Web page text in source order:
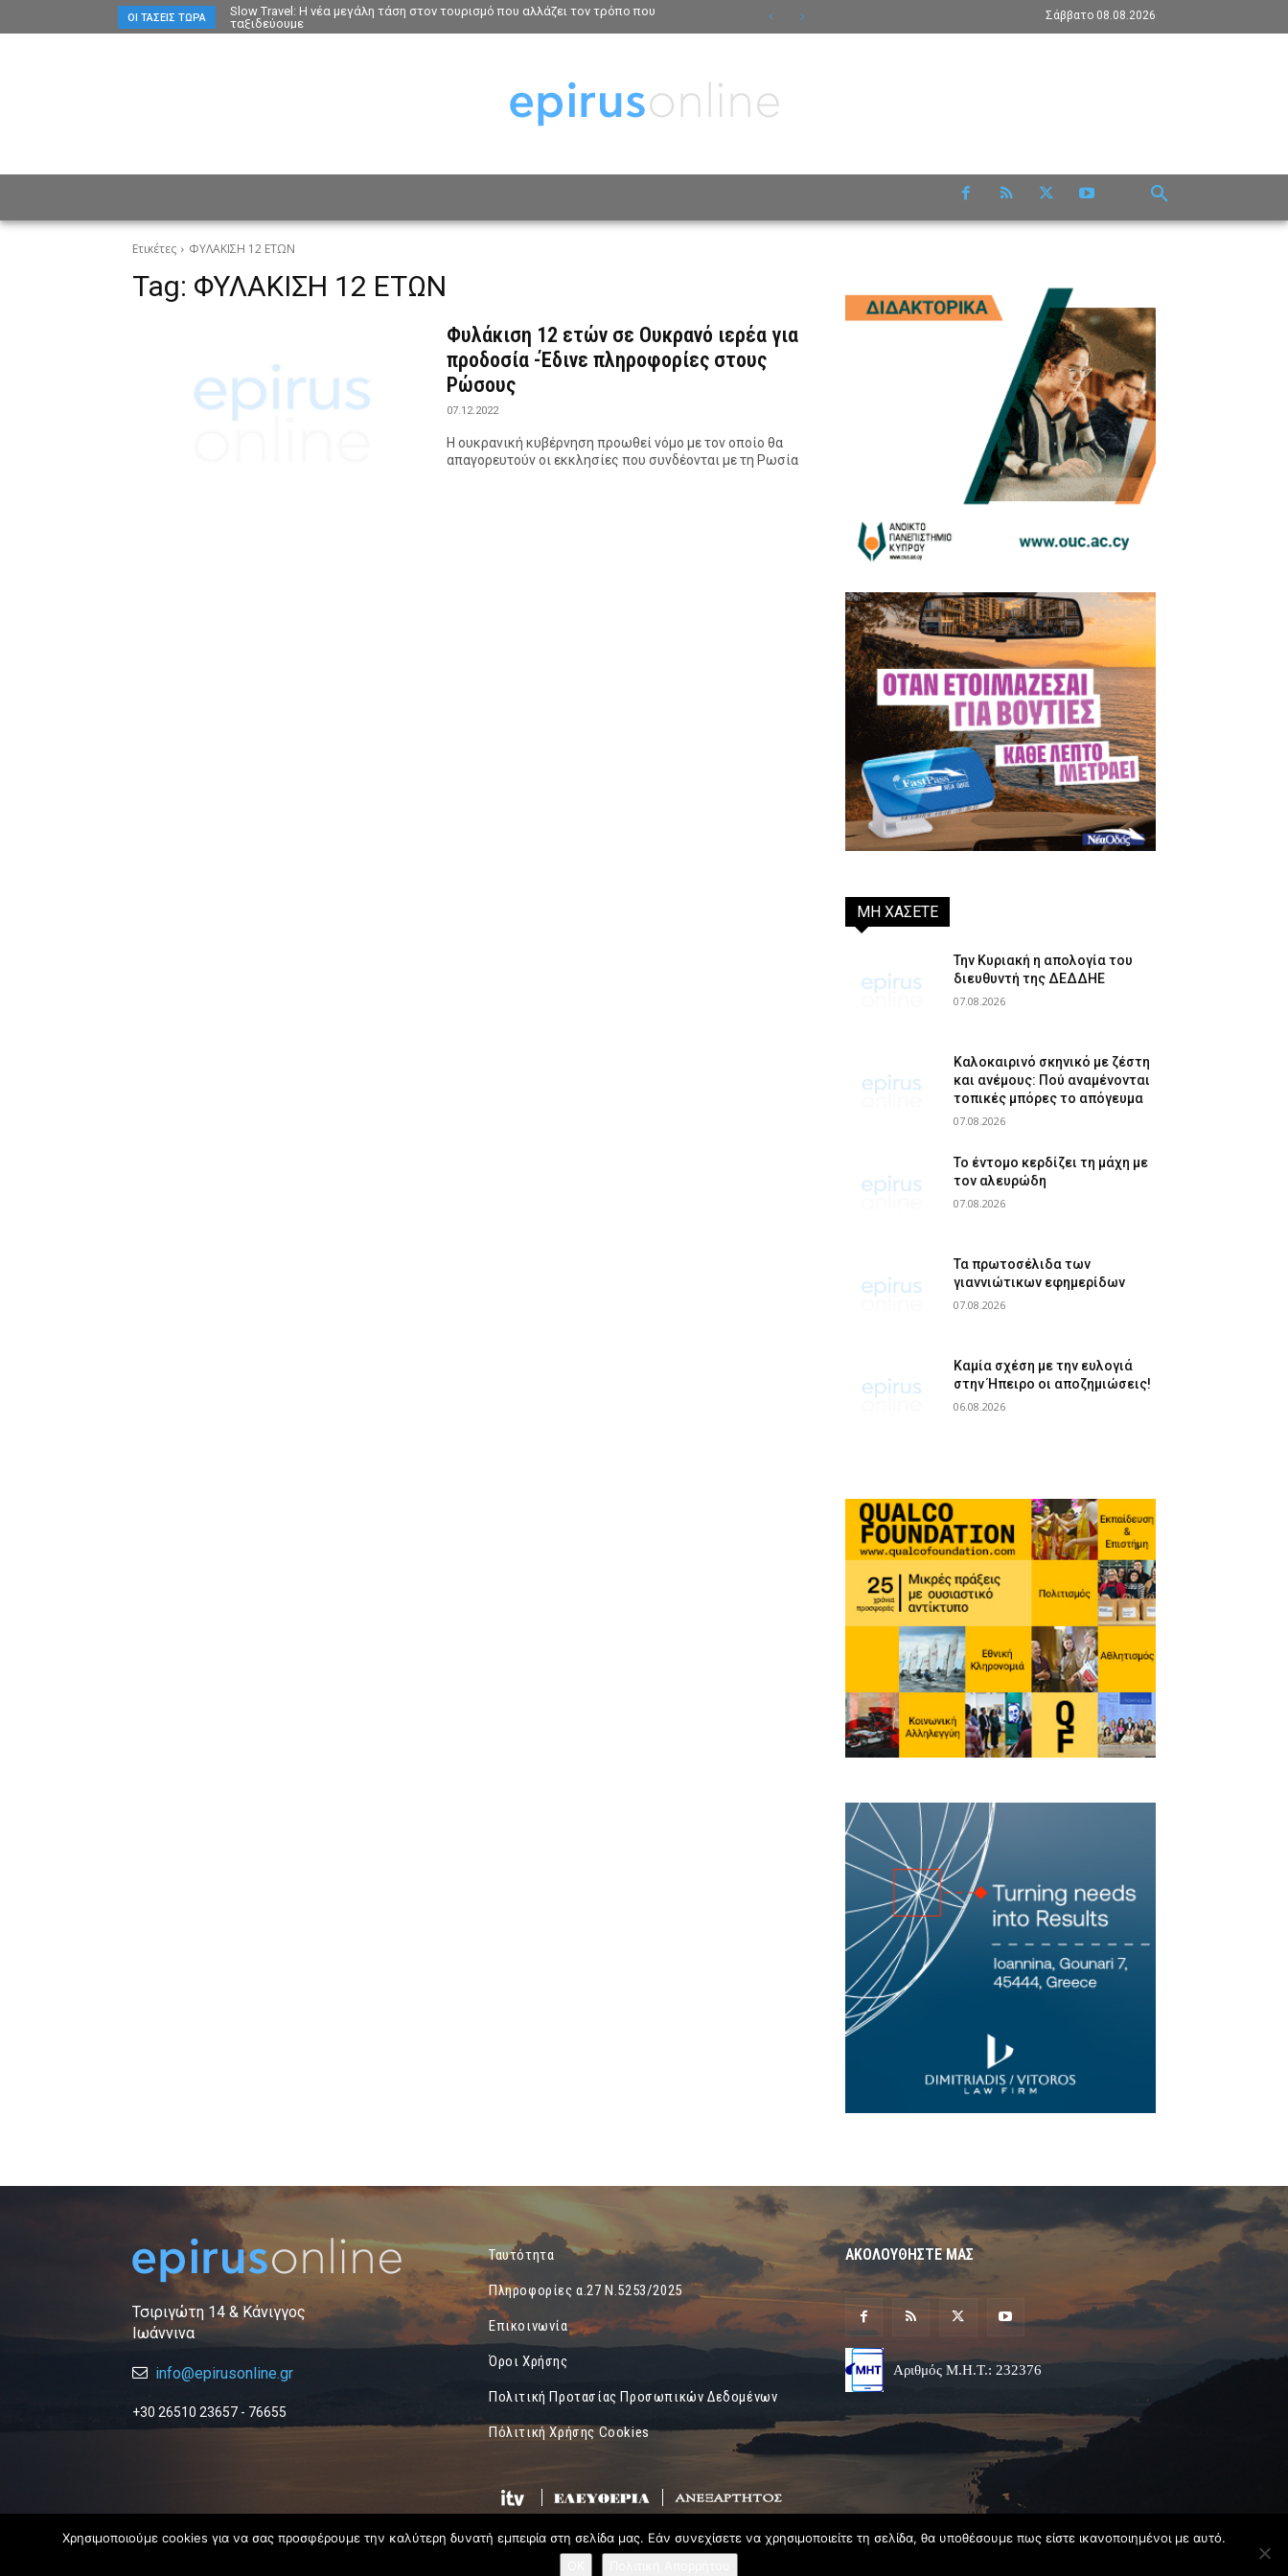
ΟΙ ΤΆΣΕΙΣ ΤΏΡΑ
Slow Travel: Η νέα μεγάλη τάση στον τουρισμό που αλλάζει τον τρόπο που
ταξιδεύουμε
Σάββατο 08.08.2026
Ετικέτες ΦΥΛΑΚΙΣΗ 12 ΕΤΩΝ
Tag: ΦΥΛΑΚΙΣΗ 12 ΕΤΩΝ
Φυλάκιση 12 ετών σε Ουκρανό ιερέα για
προδοσία -Έδινε πληροφορίες στους
Ρώσους
07.12.2022
Η ουκρανική κυβέρνηση προωθεί νόμο με τον οποίο θα
απαγορευτούν οι εκκλησίες που συνδέονται με τη Ρωσία
ΜΗ ΧΑΣΕΤΕ
Την Κυριακή η απολογία του
διευθυντή της ΔΕΔΔΗΕ
07.08.2026
Καλοκαιρινό σκηνικό με ζέστη
και ανέμους: Πού αναμένονται
τοπικές μπόρες το απόγευμα
07.08.2026
Το έντομο κερδίζει τη μάχη με
τον αλευρώδη
07.08.2026
Τα πρωτοσέλιδα των
γιαννιώτικων εφημερίδων
07.08.2026
Καμία σχέση με την ευλογιά
στην Ήπειρο οι αποζημιώσεις!
06.08.2026
Τσιριγώτη 14 & Κάνιγγος
Ιωάννινα
info@epirusonline.gr
+30 26510 23657 - 76655
Ταυτότητα
Πληροφορίες α.27 Ν.5253/2025
Επικοινωνία
Όροι Χρήσης
Πολιτική Προτασίας Προσωπικών Δεδομένων
Πόλιτική Χρήσης Cookies
ΑΚΟΛΟΥΘΗΣΤΕ ΜΑΣ
Αριθμός Μ.Η.Τ.: 232376
Χρησιμοποιούμε cookies για να σας προσφέρουμε την καλύτερη δυνατή εμπειρία στη σελίδα μας. Εάν συνεχίσετε να χρησιμοποιείτε τη σελίδα, θα υποθέσουμε πως είστε ικανοποιημένοι με αυτό.